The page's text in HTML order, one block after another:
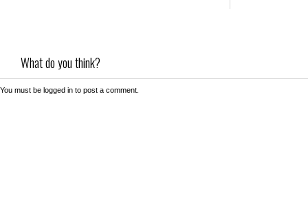
What do you think?
You must be logged in to post a comment.